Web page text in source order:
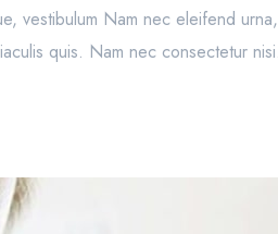
vestibulum Nam nec eleifend
quis. Nam nec consectetur